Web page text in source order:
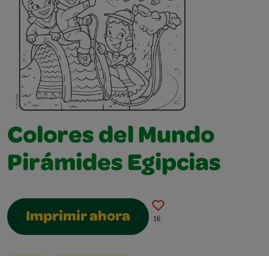
Colores del Mundo
Pirámides Egipcias
Imprimir ahora 16